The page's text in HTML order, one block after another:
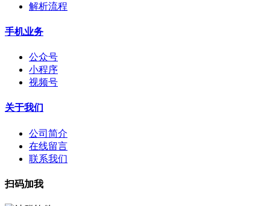
解析流程
手机业务
公众号
小程序
视频号
关于我们
公司简介
在线留言
联系我们
扫码加我